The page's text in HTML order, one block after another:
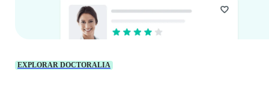
EXPLORAR DOCTORALIA